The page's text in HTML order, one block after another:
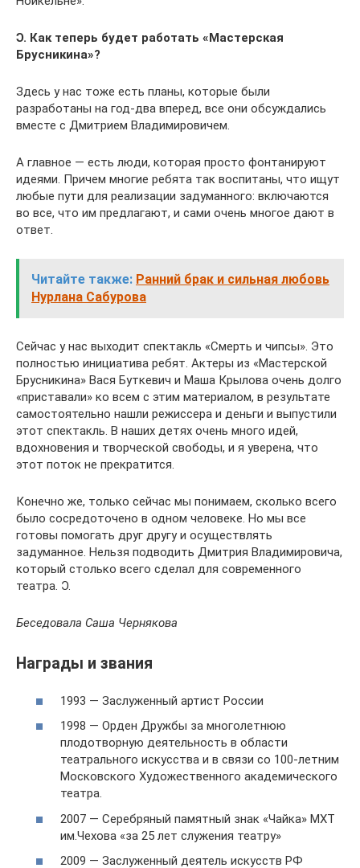
Ɔ. Как теперь будет работать «Мастерская
Брусникина»?
Здесь у нас тоже есть планы, которые были
разработаны на год-два вперед, все они обсуждались
вместе с Дмитрием Владимировичем.
А главное — есть люди, которая просто фонтанируют
идеями. Причем многие ребята так воспитаны, что ищут
любые пути для реализации задуманного: включаются
во все, что им предлагают, и сами очень многое дают в
ответ.
Читайте также: Ранний брак и сильная любовь
Нурлана Сабурова
Сейчас у нас выходит спектакль «Смерть и чипсы». Это
полностью инициатива ребят. Актеры из «Мастерской
Брусникина» Вася Буткевич и Маша Крылова очень долго
«приставали» ко всем с этим материалом, в результате
самостоятельно нашли режиссера и деньги и выпустили
этот спектакль. В наших детях очень много идей,
вдохновения и творческой свободы, и я уверена, что
этот поток не прекратится.
Конечно же, только сейчас мы понимаем, сколько всего
было сосредоточено в одном человеке. Но мы все
готовы помогать друг другу и осуществлять
задуманное. Нельзя подводить Дмитрия Владимировича,
который столько всего сделал для современного
театра. Ɔ.
Беседовала Саша Чернякова
Награды и звания
1993 — Заслуженный артист России
1998 — Орден Дружбы за многолетнюю
плодотворную деятельность в области
театрального искусства и в связи со 100-летним
Московского Художественного академического
театра.
2007 — Серебряный памятный знак «Чайка» МХТ
им.Чехова «за 25 лет служения театру»
2009 — Заслуженный деятель искусств РФ